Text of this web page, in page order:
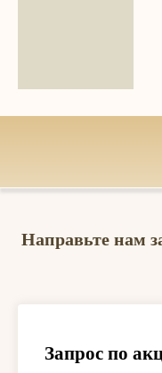
Направьте нам
Запрос по